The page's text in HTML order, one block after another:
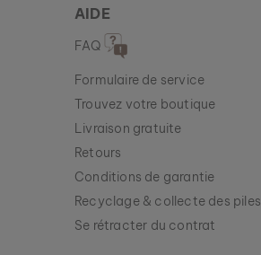
AIDE
FAQ
Formulaire de service
Trouvez votre boutique
Livraison gratuite
Retours
Conditions de garantie
Recyclage & collecte des piles
Se rétracter du contrat